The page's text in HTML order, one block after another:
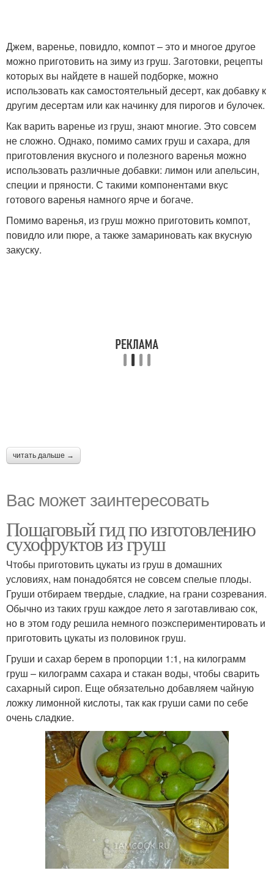
Джем, варенье, повидло, компот – это и многое другое
можно приготовить на зиму из груш. Заготовки, рецепты
которых вы найдете в нашей подборке, можно
использовать как самостоятельный десерт, как добавку к
другим десертам или как начинку для пирогов и булочек.
Как варить варенье из груш, знают многие. Это совсем
не сложно. Однако, помимо самих груш и сахара, для
приготовления вкусного и полезного варенья можно
использовать различные добавки: лимон или апельсин,
специи и пряности. С такими компонентами вкус
готового варенья намного ярче и богаче.
Помимо варенья, из груш можно приготовить компот,
повидло или пюре, а также замариновать как вкусную
закуску.
читать дальше →
Вас может заинтересовать
Пошаговый гид по изготовлению
сухофруктов из груш
Чтобы приготовить цукаты из груш в домашних
условиях, нам понадобятся не совсем спелые плоды.
Груши отбираем твердые, сладкие, на грани созревания.
Обычно из таких груш каждое лето я заготавливаю сок,
но в этом году решила немного поэкспериментировать и
приготовить цукаты из половинок груш.
Груши и сахар берем в пропорции 1:1, на килограмм
груш – килограмм сахара и стакан воды, чтобы сварить
сахарный сироп. Еще обязательно добавляем чайную
ложку лимонной кислоты, так как груши сами по себе
очень сладкие.